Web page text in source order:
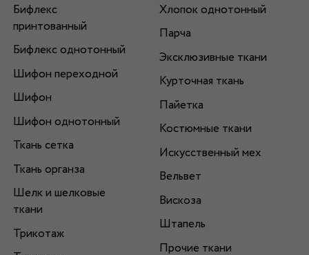
Бифлекс
принтованный
Бифлекс однотонный
Шифон переходной
Шифон
Шифон однотонный
Ткань сетка
Ткань органза
Шелк и шелковые
ткани
Трикотаж
Хлопок однотонный
Парча
Эксклюзивные ткани
Курточная ткань
Пайетка
Костюмные ткани
Искусственный мех
Вельвет
Вискоза
Штапель
Прочие ткани